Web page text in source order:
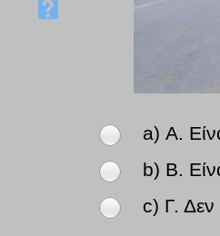
a) Α.
b) Β.
c) Γ. Δεν